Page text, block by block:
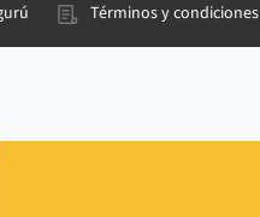
Términos y condiciones